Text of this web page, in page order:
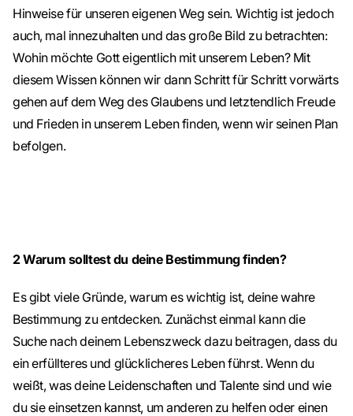
Hinweise für unseren eigenen Weg sein. Wichtig ist jedoch
auch, mal innezuhalten und das große Bild zu betrachten:
Wohin möchte Gott eigentlich mit unserem Leben? Mit
diesem Wissen können wir dann Schritt für Schritt vorwärts
gehen auf dem Weg des Glaubens und letztendlich Freude
und Frieden in unserem Leben finden, wenn wir seinen Plan
befolgen.
2Warum solltest du deine Bestimmung finden?
Es gibt viele Gründe, warum es wichtig ist, deine wahre
Bestimmung zu entdecken. Zunächst einmal kann die
Suche nach deinem Lebenszweck dazu beitragen, dass du
ein erfüllteres und glücklicheres Leben führst. Wenn du
weißt, was deine Leidenschaften und Talente sind und wie
du sie einsetzen kannst, um anderen zu helfen oder einen